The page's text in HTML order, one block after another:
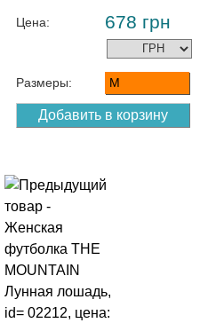
Цена: 678 грн
Размеры: M